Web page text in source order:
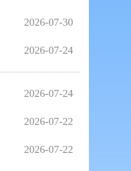
2026-07-30
2026-07-24
2026-07-24
2026-07-22
2026-07-22